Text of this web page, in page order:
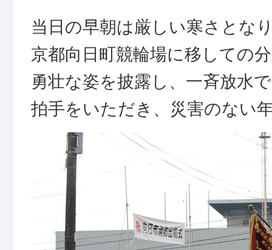
当日の早朝は厳しい寒さとな
京都向日町競輪場に移しての
勇壮な姿を披露し、一斉放水
拍手をいただき、災害のない